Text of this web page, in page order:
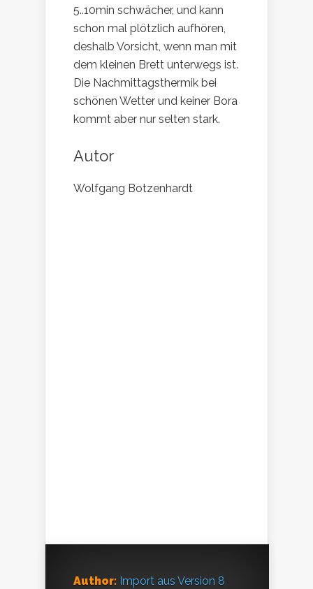
5..10min schwächer, und kann
schon mal plötzlich aufhören,
deshalb Vorsicht, wenn man mit
dem kleinen Brett unterwegs ist.
Die Nachmittagsthermik bei
schönen Wetter und keiner Bora
kommt aber nur selten stark.
Autor
Wolfgang Botzenhardt
Author: Import aus Version 8